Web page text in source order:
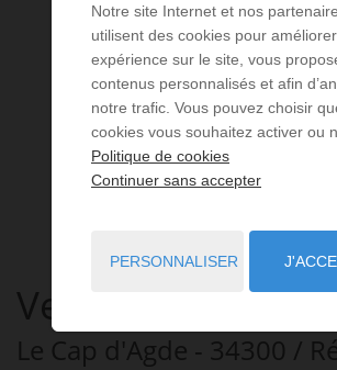
Vente Studio 1
Le Cap d'Agde - 34300 /
Notre site Internet et nos
utilisent des cookies pour
expérience sur le site, vous
contenus personnalisés et afin
notre trafic. Vous pouvez choisir
cookies vous souhaitez activer ou
Politique de cookies
Continuer sans accepter
PERSONNALISER